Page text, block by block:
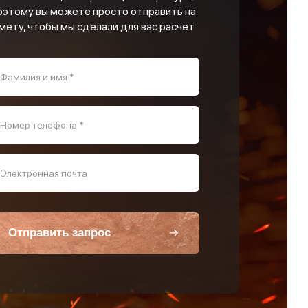
вы можете просто отправить на
чтобы мы сделали для вас расчет
Фамилия и имя *
Номер телефона *
Электронная почта
Отправить запрос